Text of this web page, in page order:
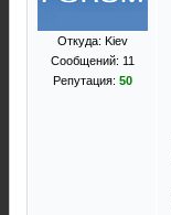
Откуда: Kiev
Сообщений: 11
Репутация: 50